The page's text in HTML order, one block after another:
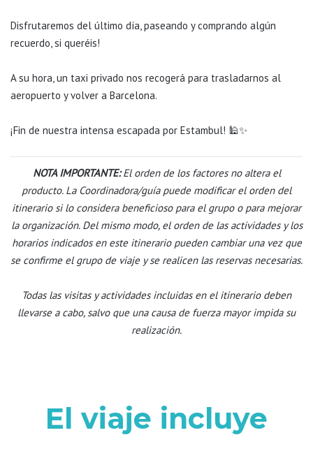
Disfrutaremos del último día, paseando y comprando algún
recuerdo, si queréis!
A su hora, un taxi privado nos recogerá para trasladarnos al
aeropuerto y volver a Barcelona.
¡Fin de nuestra intensa escapada por Estambul! 🕌✨
NOTA IMPORTANTE: El orden de los factores no altera el
producto. La Coordinadora/guía puede modificar el orden del
itinerario si lo considera beneficioso para el grupo o para mejorar
la organización. Del mismo modo, el orden de las actividades y los
horarios indicados en este itinerario pueden cambiar una vez que
se confirme el grupo de viaje y se realicen las reservas necesarias.
Todas las visitas y actividades incluidas en el itinerario deben
llevarse a cabo, salvo que una causa de fuerza mayor impida su
realización.
El viaje incluye